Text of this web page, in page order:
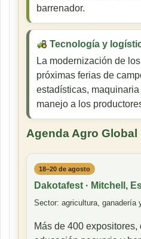
barrenador.
Tecnología y
La modernización de
próximas ferias de
estadísticas,
manejo a los
Agenda Agro Global
18–20 de agosto
Dakotafest · Mitchell,
Sector: agricultura, ganadería
Más de 400 expositores,